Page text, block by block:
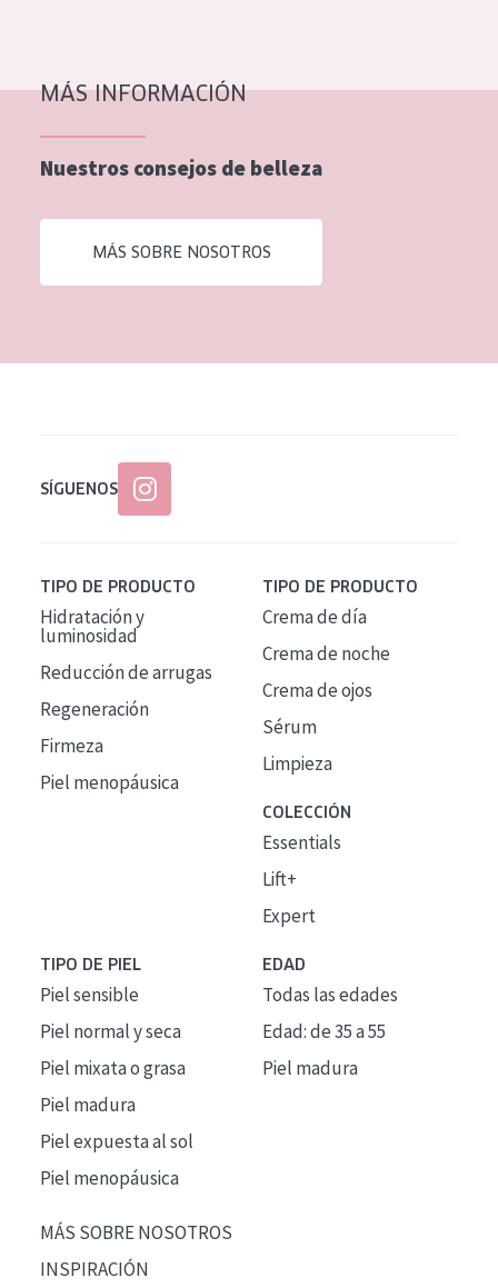
Piel normal y seca
Piel mixata o grasa
Piel madura
Piel expuesta al sol
Piel menopáusica
Todas las edades
MÁS INFORMACIÓN
Nuestros consejos de belleza
MÁS SOBRE NOSOTROS
SÍGUENOS
TIPO DE PRODUCTO
Hidratación y
luminosidad
Reducción de arrugas
Regeneración
Firmeza
Piel menopáusica
TIPO DE PRODUCTO
Crema de día
Crema de noche
Crema de ojos
Sérum
Limpieza
COLECCIÓN
Essentials
Lift+
Expert
TIPO DE PIEL
Piel sensible
Piel normal y seca
Piel mixata o grasa
Piel madura
Piel expuesta al sol
Piel menopáusica
EDAD
Todas las edades
Edad: de 35 a 55
Piel madura
MÁS SOBRE NOSOTROS
INSPIRACIÓN